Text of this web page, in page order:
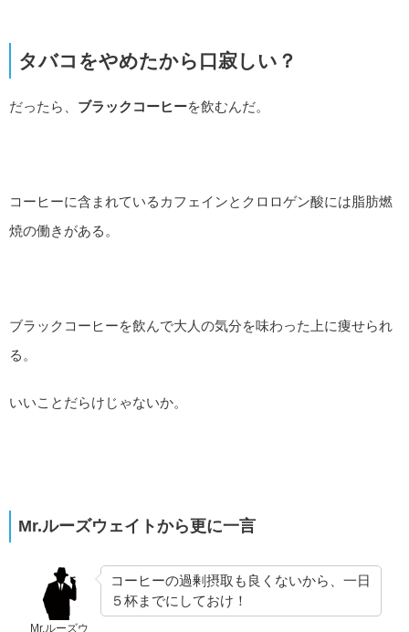
タバコをやめたから口寂しい？
だったら、 ブラックコーヒーを飲むんだ。
コーヒーに含まれているカフェインとクロロゲン酸には脂肪燃
焼の働きがある。
ブラックコーヒーを飲んで大人の気分を味わった上に痩せられ
る。
いいことだらけじゃないか。
Mr.ルーズウェイトから更に一言
Mr.ルーズウ
コーヒーの過剰摂取も良くないから、一日
５杯までにしておけ！